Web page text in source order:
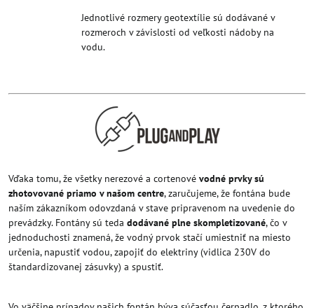
Jednotlivé rozmery geotextílie sú dodávané v
rozmeroch v závislosti od veľkosti nádoby na
vodu.
Vďaka tomu, že všetky nerezové a cortenové vodné prvky sú
zhotovované priamo v našom centre, zaručujeme, že fontána bude
naším zákazníkom odovzdaná v stave pripravenom na uvedenie do
prevádzky. Fontány sú teda dodávané plne skompletizované, čo v
jednoduchosti znamená, že vodný prvok stačí umiestniť na miesto
určenia, napustiť vodou, zapojiť do elektriny (vidlica 230V do
štandardizovanej zásuvky) a spustiť.